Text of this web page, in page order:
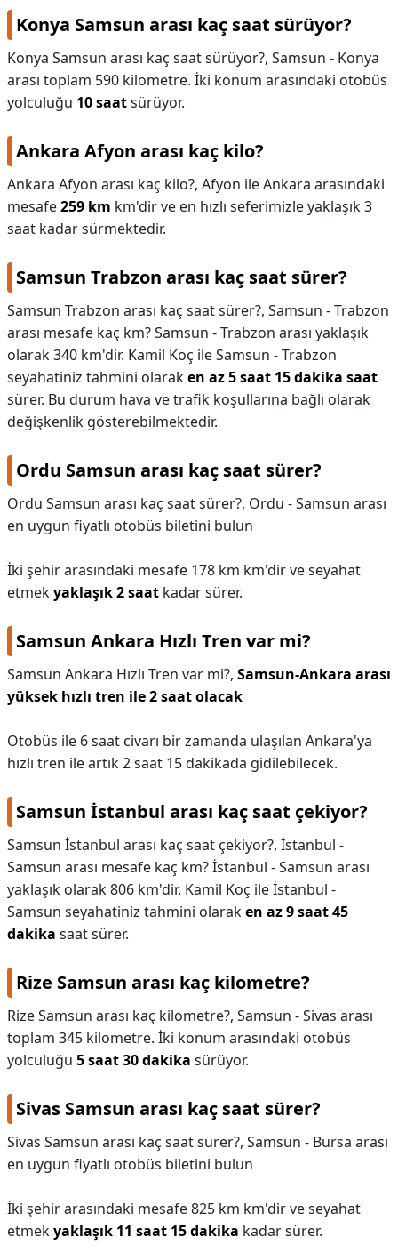
Konya Samsun arası kaç saat sürüyor?
Konya Samsun arası kaç saat sürüyor?, Samsun - Konya
arası toplam 590 kilometre. İki konum arasındaki otobüs
yolculuğu 10 saatsürüyor.
Ankara Afyon arası kaç kilo?
Ankara Afyon arası kaç kilo?, Afyon ile Ankara arasındaki
mesafe259 km km'dir ve en hızlı seferimizle yaklaşık 3
saat kadar sürmektedir.
Samsun Trabzon arası kaç saat sürer?
Samsun Trabzon arası kaç saat sürer?, Samsun - Trabzon
arası mesafe kaç km? Samsun - Trabzon arası yaklaşık
olarak 340 km'dir. Kamil Koç ile Samsun - Trabzon
seyahatiniz tahmini olaraken az 5 saat 15 dakika saat
sürer. Bu durum hava ve trafik koşullarına bağlı olarak
değişkenlik gösterebilmektedir.
Ordu Samsun arası kaç saat sürer?
Ordu Samsun arası kaç saat sürer?, Ordu - Samsun arası
en uygun fiyatlı otobüs biletini bulun
İki şehir arasındaki mesafe 178 km km'dir ve seyahat
etmekyaklaşık 2 saat kadar sürer.
Samsun Ankara Hızlı Tren var mi?
Samsun Ankara Hızlı Tren var mi?, Samsun-Ankara arası
yüksek hızlı tren ile 2 saat olacak
Otobüs ile 6 saat civarı bir zamanda ulaşılan Ankara'ya
hızlı tren ile artık 2 saat 15 dakikada gidilebilecek.
Samsun İstanbul arası kaç saat çekiyor?
Samsun İstanbul arası kaç saat çekiyor?, İstanbul -
Samsun arası mesafe kaç km? İstanbul - Samsun arası
yaklaşık olarak 806 km'dir. Kamil Koç ile İstanbul -
Samsun seyahatiniz tahmini olaraken az 9 saat 45
dakika saat sürer.
Rize Samsun arası kaç kilometre?
Rize Samsun arası kaç kilometre?, Samsun - Sivas arası
toplam 345 kilometre. İki konum arasındaki otobüs
yolculuğu 5 saat 30 dakika sürüyor.
Sivas Samsun arası kaç saat sürer?
Sivas Samsun arası kaç saat sürer?, Samsun - Bursa arası
en uygun fiyatlı otobüs biletini bulun
İki şehir arasındaki mesafe 825 km km'dir ve seyahat
etmekyaklaşık 11 saat 15 dakika kadar sürer.